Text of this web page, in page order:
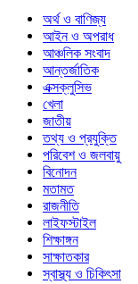
অর্থ ও বাণিজ্য
আইন ও অপরাধ
আঞ্চলিক সংবাদ
আন্তর্জাতিক
এক্সক্লুসিভ
খেলা
জাতীয়
তথ্য ও প্রযুক্তি
পরিবেশ ও জলবায়ু
বিনোদন
মতামত
রাজনীতি
লাইফস্টাইল
শিক্ষাঙ্গন
সাক্ষাতকার
স্বাস্থ্য ও চিকিৎসা